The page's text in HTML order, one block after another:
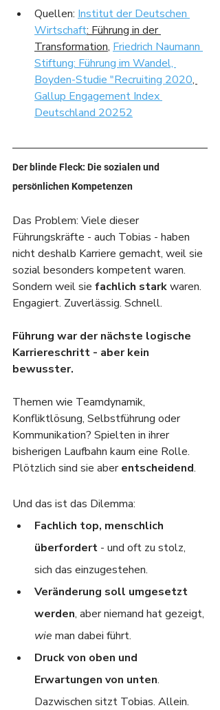
Quellen: Institut der Deutschen
Wirtschaft: Führung in der
Transformation, Friedrich Naumann
Stiftung: Führung im Wandel,
Boyden-Studie "Recruiting 2020,
Gallup Engagement Index
Deutschland 20252
Der blinde Fleck: Die sozialen und
persönlichen Kompetenzen
Das Problem: Viele dieser
Führungskräfte - auch Tobias - haben
nicht deshalb Karriere gemacht, weil sie
sozial besonders kompetent waren.
Sondern weil sie fachlich stark waren.
Engagiert. Zuverlässig. Schnell.
Führung war der nächste logische
Karriereschritt - aber kein
bewusster.
Themen wie Teamdynamik,
Konfliktlösung, Selbstführung oder
Kommunikation? Spielten in ihrer
bisherigen Laufbahn kaum eine Rolle.
Plötzlich sind sie aber entscheidend.
Und das ist das Dilemma:
Fachlich top, menschlich
überfordert - und oft zu stolz,
sich das einzugestehen.
Veränderung soll umgesetzt
werden, aber niemand hat gezeigt,
wie man dabei führt.
Druck von oben und
Erwartungen von unten.
Dazwischen sitzt Tobias. Allein.